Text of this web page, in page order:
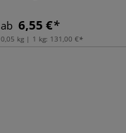
ab 6,55 €
0,05 kg | 1 kg: 131,00 €